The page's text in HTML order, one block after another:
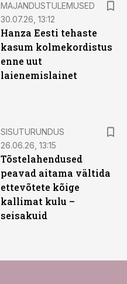
MAJANDUSTULEMUSED
30.07.26, 13:12
Hanza Eesti tehaste
kasum kolmekordistus
enne uut
laienemislainet
SISUTURUNDUS
26.06.26, 13:15
Tõstelahendused
peavad aitama vältida
ettevõtete kõige
kallimat kulu –
seisakuid